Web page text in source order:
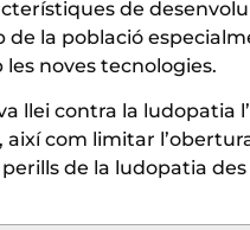
de
de la població
noves tecnologies.
llei contra la ludopatia
com limitar
de la ludopatia